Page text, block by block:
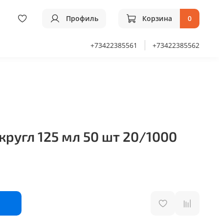
Профиль Корзина 0
+73422385561 +73422385562
125 мл 50 шт 20/1000